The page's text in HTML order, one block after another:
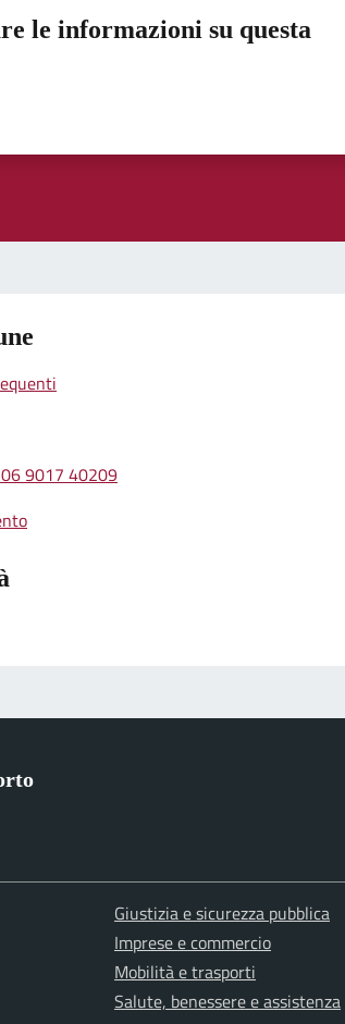
le informazioni su questa
9017 40209
Giustizia e sicurezza pubblica
Imprese e commercio
Mobilità e trasporti
Salute, benessere e assistenza